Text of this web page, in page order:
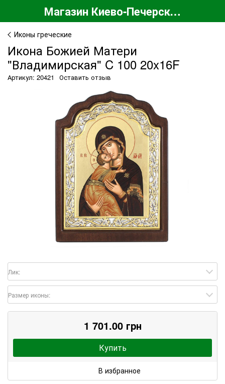
Магазин Киево-Печерской Лавры
Иконы греческие
Икона Божией Матери
"Владимирская" C 100 20x16F
Артикул: 20421 Оставить отзыв
Лик:
Размер иконы:
1 701.00 грн
Купить
В избранное